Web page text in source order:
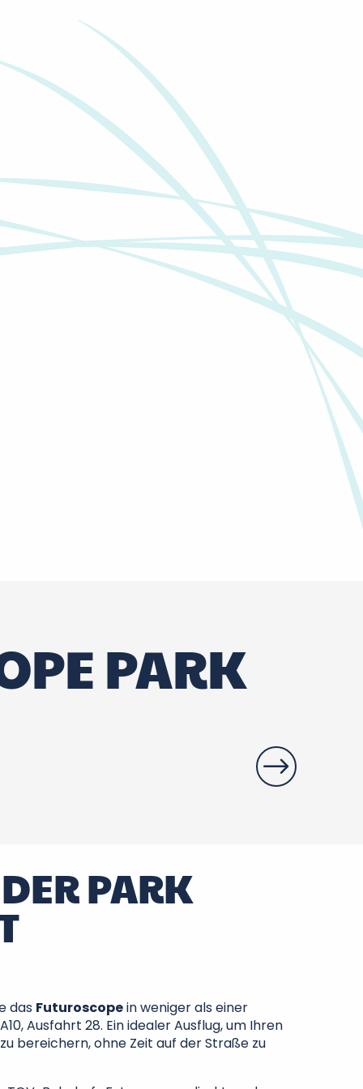
PARK
Maison
PARK
das Futuroscopein weniger als einer
Ausfahrt 28. Ein idealer Ausflug, um Ihren
bereichern, ohne Zeit auf der Straße zu